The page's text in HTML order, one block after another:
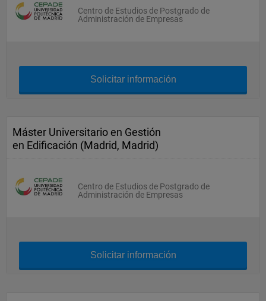
Centro de Estudios de Postgrado de
Administración de Empresas
Solicitar información
Máster Universitario en Gestión
en Edificación (Madrid, Madrid)
Centro de Estudios de Postgrado de
Administración de Empresas
Solicitar información